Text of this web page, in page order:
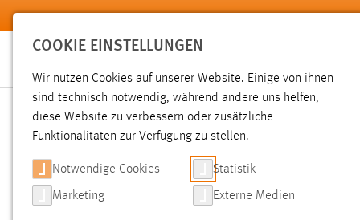
Zum Hauptinhalt springen
Sie sind hier:
Hochschule Aktuelles Pressemeldungen
„KORRUPTION: EIN
AMBERG-WEIDEN
COOKIE EINSTELLUNGEN
Wir nutzen Cookies auf unserer Website. Einige von ihnen
sind technisch notwendig, während andere uns helfen,
diese Website zu verbessern oder zusätzliche
Funktionalitäten zur Verfügung zu stellen.
Notwendige Cookies Statistik
Marketing Externe Medien